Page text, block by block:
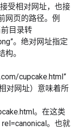
受相对网址，也接
网页的路径。例
目录转
。绝对网址指定
。
cupcake.html”
对网址）意味着所
。在这类
。也就